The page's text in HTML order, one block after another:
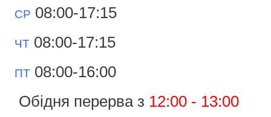
СР 08:00-17:15
ЧТ 08:00-17:15
ПТ 08:00-16:00
Обідня перерва з 12:00 - 13:00